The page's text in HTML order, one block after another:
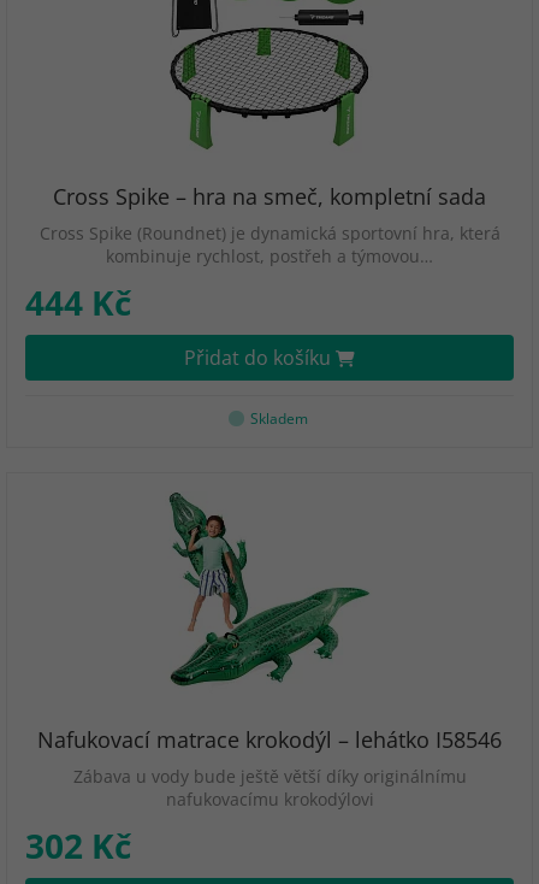
Cross Spike – hra na smeč, kompletní sada
Cross Spike (Roundnet) je dynamická sportovní hra, která
kombinuje rychlost, postřeh a týmovou…
444 Kč
Přidat do košíku
Skladem
Nafukovací matrace krokodýl – lehátko I58546
Zábava u vody bude ještě větší díky originálnímu
nafukovacímu krokodýlovi
302 Kč